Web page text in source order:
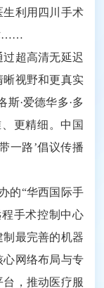
利用四川手术
……
超高清无延迟
晰视野和更真实
斯·爱德华多·多
更精细。中国
一路’倡议传播
的“华西国际手
手术控制中心
最完善的机器
心网络布局与专
，推动医疗服